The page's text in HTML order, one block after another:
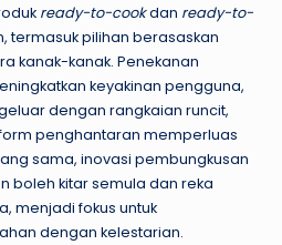
ready-to-cookdan ready-to-
termasuk pilihan berasaskan
kanak-kanak. Penekanan
keyakinan pengguna,
dengan rangkaian runcit,
penghantaran memperluas
sama, inovasi pembungkusan
boleh kitar semula dan reka
menjadi fokus untuk
dengan kelestarian.